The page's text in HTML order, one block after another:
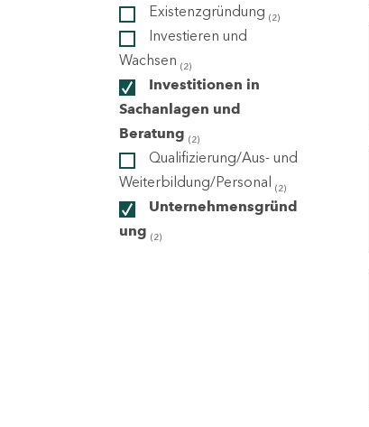
Existenzgründung (2)
Investieren und
Wachsen (2)
Investitionen in
Sachanlagen und
Beratung (2)
Qualifizierung/Aus- und
Weiterbildung/Personal (2)
Unternehmensgründ
ung (2)